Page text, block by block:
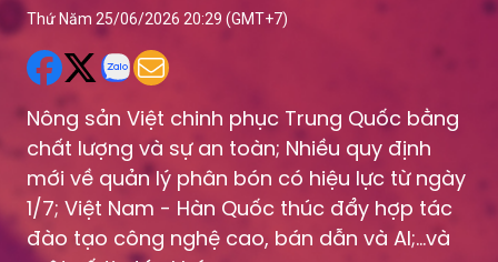
Nông sản Việt chinh phục Trung Quốc bằng
chất lượng và sự an toàn; Nhiều quy định
mới về quản lý phân bón có hiệu lực từ ngày
1/7; Việt Nam - Hàn Quốc thúc đẩy hợp tác
đào tạo công nghệ cao, bán dẫn và AI;...và
một số tin tức khác.